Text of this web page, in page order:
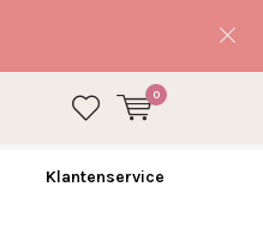
0
Klantenservice